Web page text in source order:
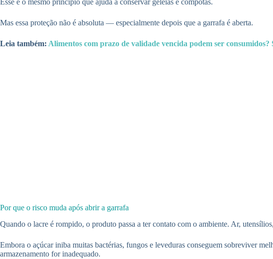
Mas essa proteção não é absoluta — especialmente depois que a garrafa é aberta.
Leia também: Alimentos com prazo de validade vencida podem ser
Por que o risco muda após abrir a garrafa
Quando o lacre é rompido, o produto passa a ter contato com o ambiente. Ar,
Embora o açúcar iniba muitas bactérias, fungos e leveduras conseguem sobreviver
armazenamento for inadequado.